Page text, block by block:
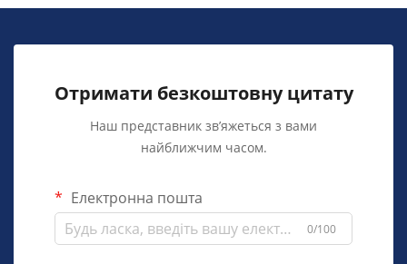
Отримати безкоштовну цитату
Наш представник зв’яжеться з вами
найближчим часом.
Електронна пошта
0/100